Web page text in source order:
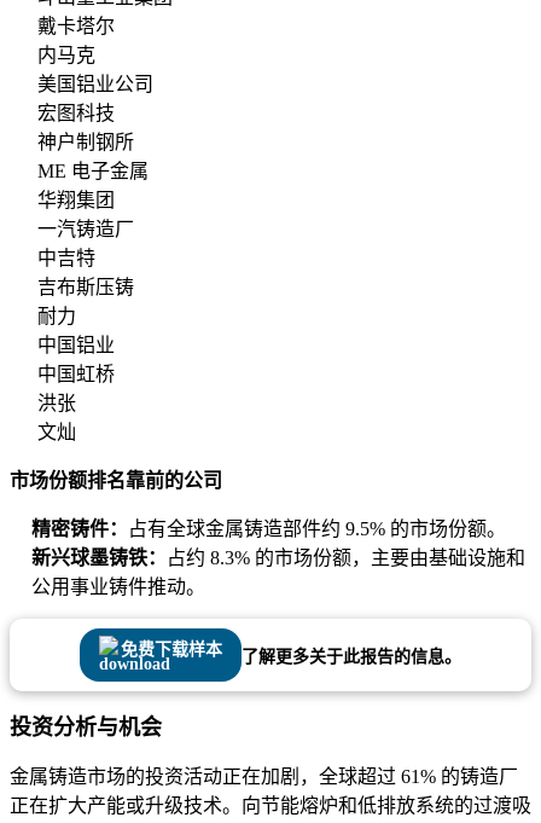
戴卡塔尔
内马克
美国铝业公司
宏图科技
神户制钢所
ME 电子金属
华翔集团
一汽铸造厂
中吉特
吉布斯压铸
耐力
中国铝业
中国虹桥
洪张
文灿
市场份额排名靠前的公司
精密铸件：
占有全球金属铸造部件约 9.5% 的市场份额。
新兴球墨铸铁：
占约 8.3% 的市场份额，主要由基础设施和
公用事业铸件推动。
免费下载样本 了解更多关于此报告的信息。
投资分析与机会
金属铸造市场的投资活动正在加剧，全球超过 61% 的铸造厂
正在扩大产能或升级技术。向节能熔炉和低排放系统的过渡吸